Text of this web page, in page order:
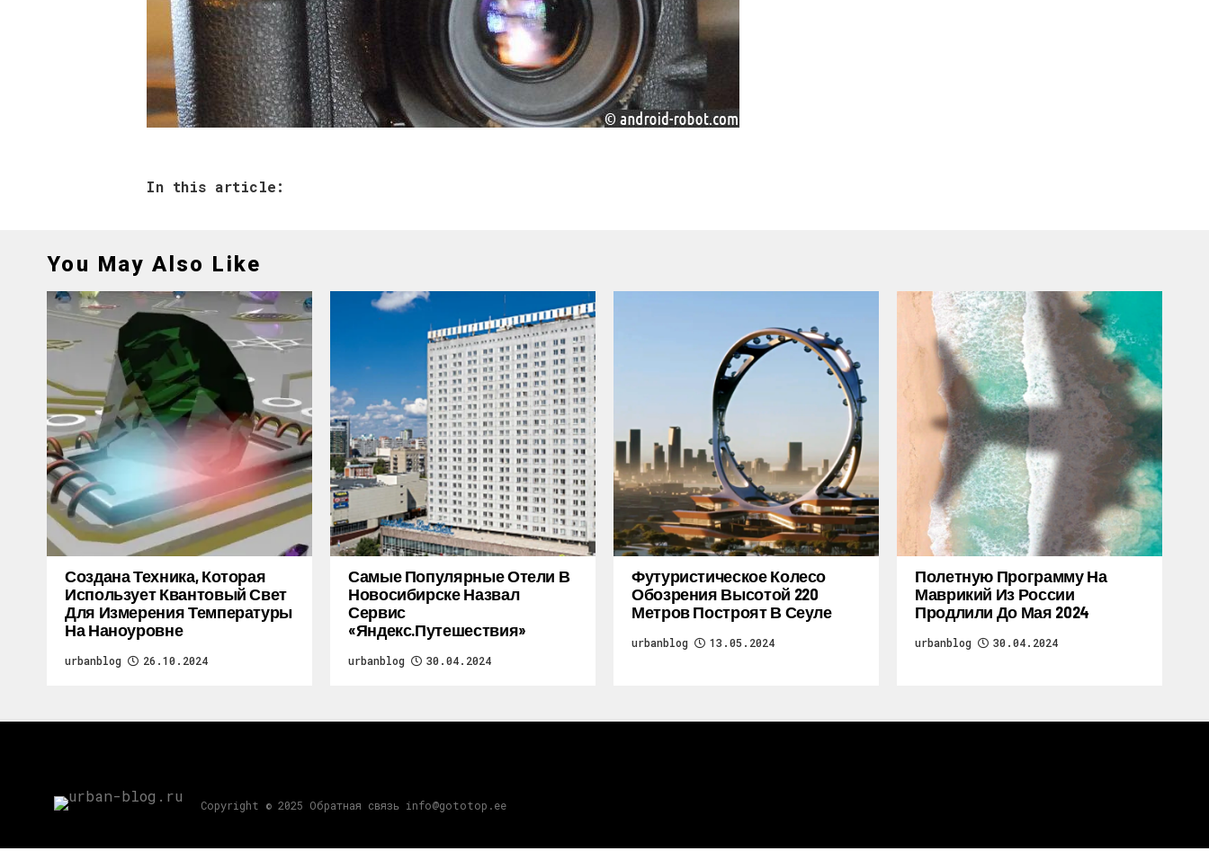
In this article:
You May Also Like
Создана Техника, Которая
Использует Квантовый Свет
Для Измерения Температуры
На Наноуровне
urbanblog 26.10.2024
Самые Популярные Отели В
Новосибирске Назвал
Сервис
«Яндекс.Путешествия»
urbanblog 30.04.2024
Футуристическое Колесо
Обозрения Высотой 220
Метров Построят В Сеуле
urbanblog 13.05.2024
Полетную Программу На
Маврикий Из России
Продлили До Мая 2024
urbanblog 30.04.2024
Copyright © 2025 Обратная связь info@gototop.ee